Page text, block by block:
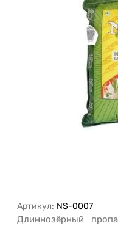
Артикул: NS-0007
Длиннозёрный